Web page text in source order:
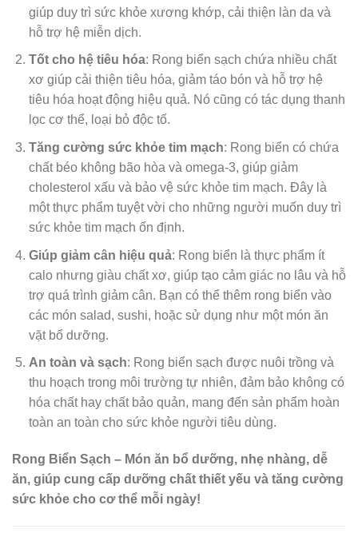
giúp duy trì sức khỏe xương khớp, cải thiện làn da và
hỗ trợ hệ miễn dịch.
Tốt cho hệ tiêu hóa: Rong biển sạch chứa nhiều chất
xơ giúp cải thiện tiêu hóa, giảm táo bón và hỗ trợ hệ
tiêu hóa hoạt động hiệu quả. Nó cũng có tác dụng thanh
lọc cơ thể, loại bỏ độc tố.
Tăng cường sức khỏe tim mạch: Rong biển có chứa
chất béo không bão hòa và omega-3, giúp giảm
cholesterol xấu và bảo vệ sức khỏe tim mạch. Đây là
một thực phẩm tuyệt vời cho những người muốn duy trì
sức khỏe tim mạch ổn định.
Giúp giảm cân hiệu quả: Rong biển là thực phẩm ít
calo nhưng giàu chất xơ, giúp tạo cảm giác no lâu và hỗ
trợ quá trình giảm cân. Bạn có thể thêm rong biển vào
các món salad, sushi, hoặc sử dụng như một món ăn
vặt bổ dưỡng.
An toàn và sạch: Rong biển sạch được nuôi trồng và
thu hoạch trong môi trường tự nhiên, đảm bảo không có
hóa chất hay chất bảo quản, mang đến sản phẩm hoàn
toàn an toàn cho sức khỏe người tiêu dùng.
Rong Biển Sạch – Món ăn bổ dưỡng, nhẹ nhàng, dễ
ăn, giúp cung cấp dưỡng chất thiết yếu và tăng cường
sức khỏe cho cơ thể mỗi ngày!